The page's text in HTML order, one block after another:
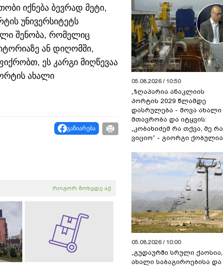
იქნება ბევრად მეტი,
უნივერსიტეტს
შენობა, რომელიც
ან დიღომში,
ეს კარგი მიღწევაა
ახალი
გაზიარება
როგორ მოხვდე აქ
05.08.2026 / 10:50
„ზღაპარია ანაკლიის
პორტის 2029 წლამდე
დასრულება - მოვა ახალი
მთავრობა და იტყვის:
„კობახიძემ რა თქვა, მე რა
ვიციო“ - გიორგი ქობულია
05.08.2026 / 10:00
„გუდაურში სრული ქაოსია,
ახალი საბაგიროებისა და